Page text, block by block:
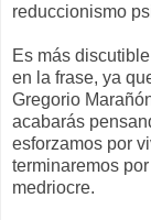
reduccionismo
Es más
en la frase, ya
Gregorio
acabarás
esforzamos por
terminaremos
medriocre.